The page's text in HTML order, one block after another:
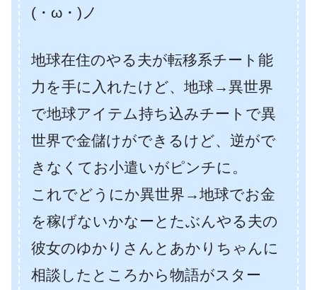
(・ω・)ノ
地球在住のやる夫が転移系チート能
力を手に入れたけど、地球→異世界
で地球アイテム持ち込みチートで異
世界で金儲けができるけど、逆がで
きなくてお小遣いがピンチに。
これでどうにか異世界→地球でお金
を稼げないかなーとたぶんやる夫の
彼女のゆかりさんとあかりちゃんに
相談したところから物語がスター